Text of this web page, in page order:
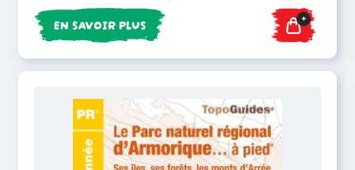
EN SAVOIR PLUS +